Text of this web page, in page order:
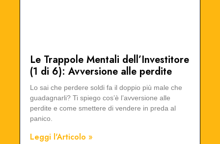
Le Trappole Mentali dell’Investitore
(1 di 6): Avversione alle perdite
Lo sai che perdere soldi fa il doppio più male che
guadagnarli? Ti spiego cos’è l’avversione alle
perdite e come smettere di vendere in preda al
panico.
Leggi l'Articolo »